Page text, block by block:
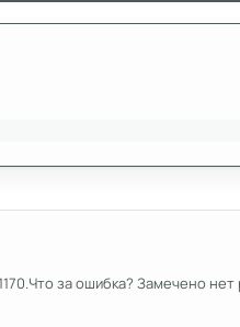
за ошибка? Замечено